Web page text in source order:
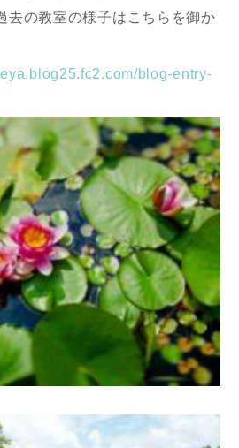
の教室の様子はこちらを御か
blog-entry-